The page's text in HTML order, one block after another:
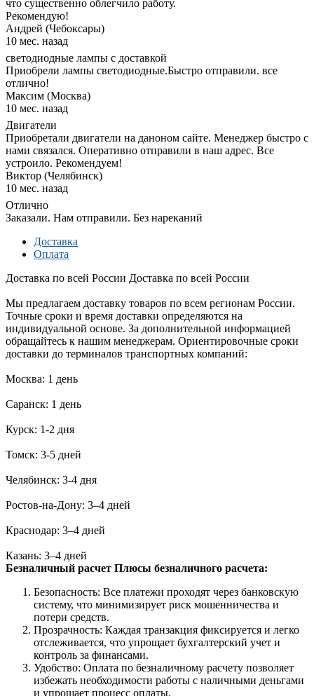
что существенно облегчило работу.
Рекомендую!
Андрей (Чебоксары)
10 мес. назад
светодиодные лампы с доставкой
Приобрели лампы светодиодные.Быстро отправили. все
отлично!
Максим (Москва)
10 мес. назад
Двигатели
Приобретали двигатели на даноном сайте. Менеджер быстро с
нами связался. Оперативно отправили в наш адрес. Все
устроило. Рекомендуем!
Виктор (Челябинск)
10 мес. назад
Отлично
Заказали. Нам отправили. Без нареканий
Доставка
Оплата
Доставка по всей России Доставка по всей России
Мы предлагаем доставку товаров по всем регионам России.
Точные сроки и время доставки определяются на
индивидуальной основе. За дополнительной информацией
обращайтесь к нашим менеджерам. Ориентировочные сроки
доставки до терминалов транспортных компаний:
Москва: 1 день
Саранск: 1 день
Курск: 1-2 дня
Томск: 3-5 дней
Челябинск: 3-4 дня
Ростов-на-Дону: 3–4 дней
Краснодар: 3–4 дней
Казань: 3–4 дней
Безналичный расчет Плюсы безналичного расчета:
Безопасность: Все платежи проходят через банковскую
систему, что минимизирует риск мошенничества и
потери средств.
Прозрачность: Каждая транзакция фиксируется и легко
отслеживается, что упрощает бухгалтерский учет и
контроль за финансами.
Удобство: Оплата по безналичному расчету позволяет
избежать необходимости работы с наличными деньгами
и упрощает процесс оплаты.